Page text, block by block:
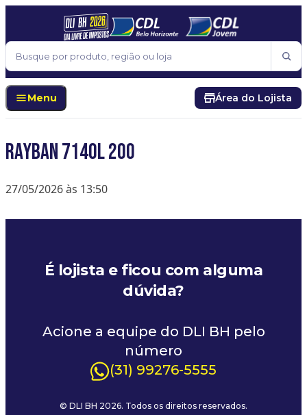
Pular para o conteúdo
Buscar
Menu Área do Lojista
RAYBAN 7140L 200
27/05/2026 às 13:50
É lojista e ficou com alguma
dúvida?
Acione a equipe do DLI BH pelo
número
(31) 99276-5555
© DLI BH 2026. Todos os direitos reservados.